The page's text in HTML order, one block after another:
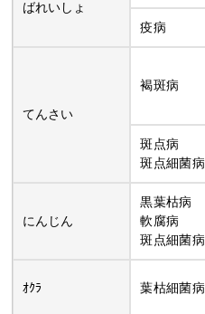
ばれいしょ
疫病
てんさい
褐斑病
斑点病
斑点細菌病
にんじん
黒葉枯病
軟腐病
斑点細菌病
ｵｸﾗ 葉枯細菌病